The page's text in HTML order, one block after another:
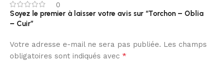
0
Soyez le premier à laisser votre avis sur “Torchon – Oblia
– Cuir”
Votre adresse e-mail ne sera pas publiée. Les champs
obligatoires sont indiqués avec *